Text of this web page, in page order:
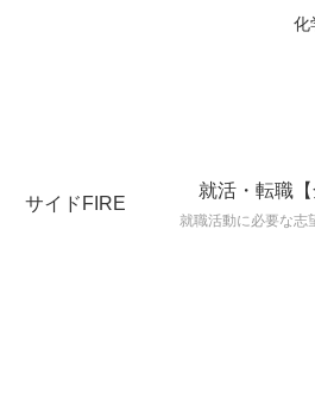
化
サイドFIRE
就活・転職【